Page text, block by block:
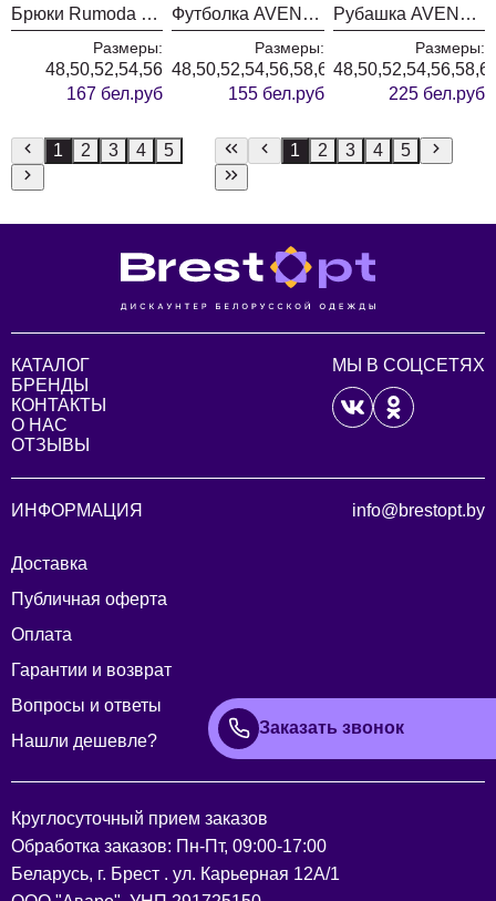
Брюки Rumoda 2289 черные
Размеры:
48,50,52,54,56
167 бел.руб
Футболка AVENUE 0339-1
Размеры:
48,50,52,54,56,58,60,62,64,66,68,70,72
155 бел.руб
Рубашка AVENUE 0321-3
Размеры:
225 бел.руб
1 2 3 4 5 1 2 3 4 5
КАТАЛОГ
БРЕНДЫ
КОНТАКТЫ
О НАС
ОТЗЫВЫ
МЫ В СОЦСЕТЯХ
ИНФОРМАЦИЯ
Доставка
Публичная оферта
Оплата
Гарантии и возврат
Вопросы и ответы
Нашли дешевле?
info@brestopt.by
Заказать звонок
Круглосуточный прием заказов
Обработка заказов: Пн-Пт, 09:00-17:00
Беларусь, г. Брест . ул. Карьерная 12А/1